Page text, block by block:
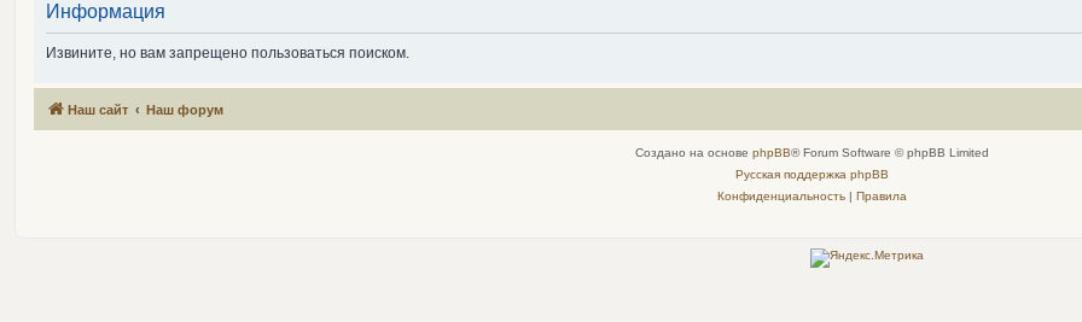
Информация
Извините, но вам запрещено пользоваться поиском.
Наш сайт Наш форум
Создано на основе phpBB® Forum Software © phpBB Limited
Русская поддержка phpBB
Конфиденциальность| Правила